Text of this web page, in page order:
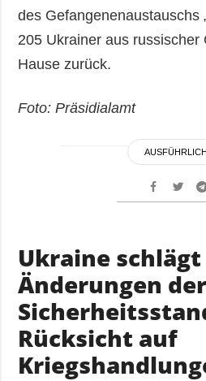
des Gefangenenaustauschs
205 Ukrainer aus russischer
Hause zurück.
Foto: Präsidialamt
Ukraine schlägt
Änderungen der
Rücksicht auf